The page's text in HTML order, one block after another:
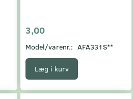
3,00
Model/varenr.: AFA331S**
Læg i kurv